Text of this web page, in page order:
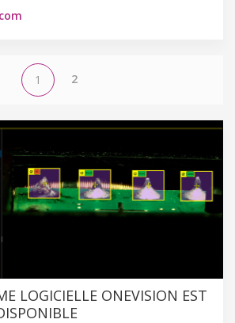
1 2
LOGICIELLE ONEVISION EST